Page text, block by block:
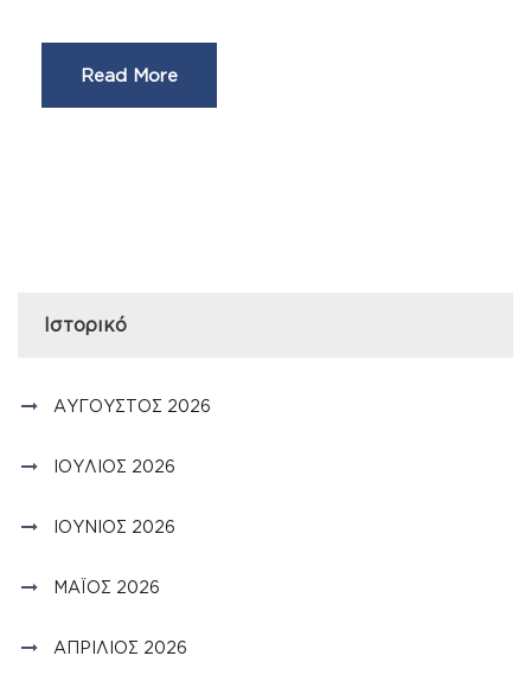
Read More
Ιστορικό
ΑΎΓΟΥΣΤΟΣ 2026
ΙΟΎΛΙΟΣ 2026
ΙΟΎΝΙΟΣ 2026
ΜΆΙΟΣ 2026
ΑΠΡΊΛΙΟΣ 2026